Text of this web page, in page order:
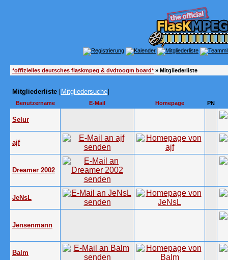
*offizielles deutsches flaskmpeg & dvdtoogm board*» Mitgliederliste
Mitgliederliste [Mitgliedersuche]
Benutzername E-Mail Homepage PN
Selur
ajf
Dreamer 2002
JeNsL
Jensenmann
Balm